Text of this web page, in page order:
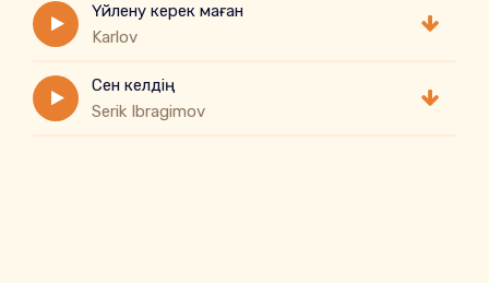
Үйлену керек маған
Karlov
Сен келдің
Serik Ibragimov